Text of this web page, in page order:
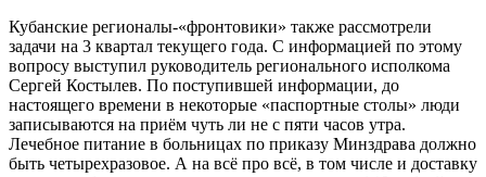
Кубанские регионалы-«фронтовики» также рассмотрели
задачи на 3 квартал текущего года. С информацией по этому
вопросу выступил руководитель регионального исполкома
Сергей Костылев. По поступившей информации, до
настоящего времени в некоторые «паспортные столы» люди
записываются на приём чуть ли не с пяти часов утра.
Лечебное питание в больницах по приказу Минздрава должно
быть четырехразовое. А на всё про всё, в том числе и доставку